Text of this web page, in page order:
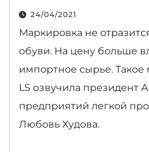
24/04/2021
Маркировка не
обуви. На цену больше
импортное сырье. Такое
LS озвучила президент
предприятий легкой
Любовь Худова.